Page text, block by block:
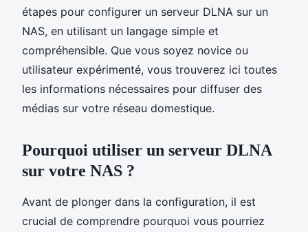
étapes pour configurer un serveur DLNA sur un
NAS, en utilisant un langage simple et
compréhensible. Que vous soyez novice ou
utilisateur expérimenté, vous trouverez ici toutes
les informations nécessaires pour diffuser des
médias sur votre réseau domestique.
Pourquoi utiliser un serveur DLNA
sur votre NAS ?
Avant de plonger dans la configuration, il est
crucial de comprendre pourquoi vous pourriez